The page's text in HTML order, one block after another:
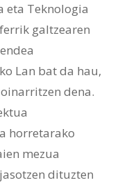
eta Teknologia
galtzearen
Lan bat da hau,
dena.
horretarako
mezua
dituzten